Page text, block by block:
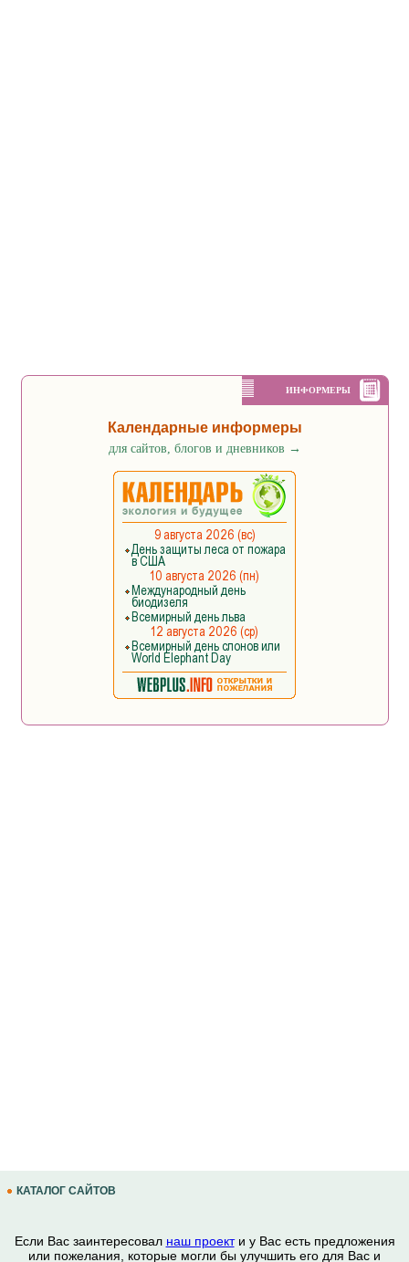
ИНФОРМЕРЫ
Календарные информеры
для сайтов, блогов и дневников →
КАТАЛОГ САЙТОВ
Если Вас заинтересовал наш проекти у Вас есть предложения
или пожелания, которые могли бы улучшить его для Вас и